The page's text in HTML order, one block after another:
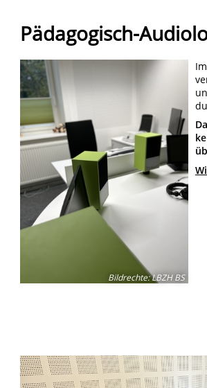
Pädagogisch-
Bildrechte:LBZH BS